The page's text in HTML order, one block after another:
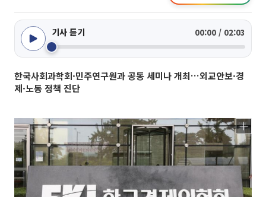
기사 듣기 00:00 / 02:03
한국사회과학회·민주연구원과 공동 세미나 개최…외교안보·경
제·노동 정책 진단